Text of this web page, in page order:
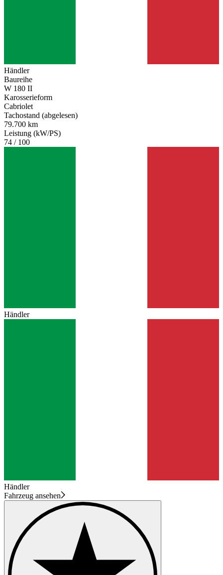
Händler
Baureihe
W 180 II
Karosserieform
Cabriolet
Tachostand (abgelesen)
79.700 km
Leistung (kW/PS)
74 / 100
Händler
Händler
Fahrzeug ansehen